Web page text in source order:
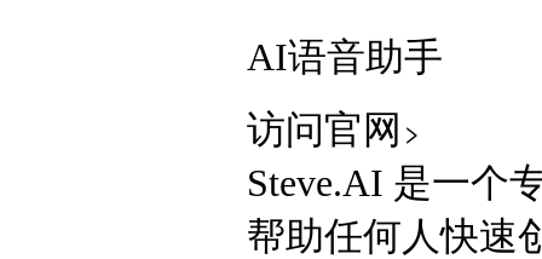
AI语音助手
访问官网
Steve.AI 是一个
帮助任何人快速